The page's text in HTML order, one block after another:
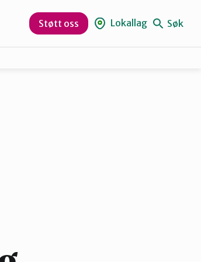
Støtt oss Lokallag Søk